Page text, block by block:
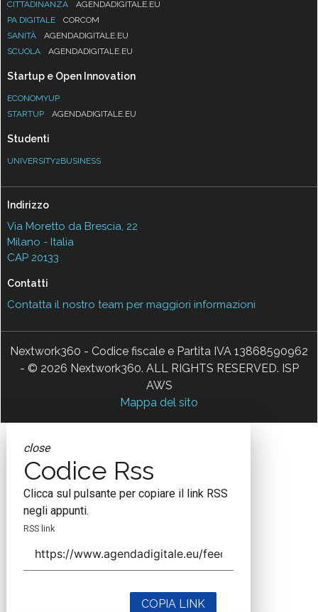
CITTADINANZA
AGENDADIGITALE.EU
PA DIGITALE
CORCOM
SANITÀ
AGENDADIGITALE.EU
SCUOLA
AGENDADIGITALE.EU
Startup e Open Innovation
ECONOMYUP
STARTUP
AGENDADIGITALE.EU
Studenti
UNIVERSITY2BUSINESS
Indirizzo
Via Moretto da Brescia, 22
Milano - Italia
CAP 20133
Contatti
Contatta il nostro team per maggiori informazioni
Nextwork360 - Codice fiscale e Partita IVA 13868590962
- © 2026 Nextwork360. ALL RIGHTS RESERVED. ISP
AWS
Mappa del sito
close
Codice Rss
Clicca sul pulsante per copiare il link RSS
negli appunti.
RSS link
COPIA LINK